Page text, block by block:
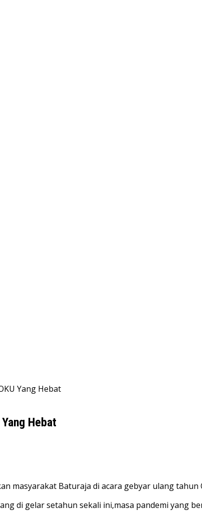
Yang Hebat
Hebat
masyarakat Baturaja di acara gebyar ulang tahun
di gelar setahun sekali ini,masa pandemi yang